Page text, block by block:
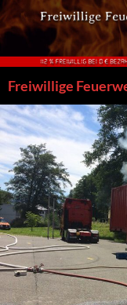
Zum
Inhalt
springen
Freiwillige